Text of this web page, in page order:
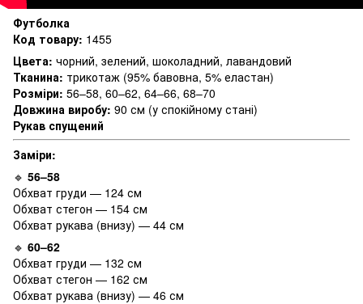
Футболка
Код товару: 1455
Цвета: чорний, зелений, шоколадний, лавандовий
Тканина: трикотаж (95% бавовна, 5% еластан)
Розміри: 56–58, 60–62, 64–66, 68–70
Довжина виробу: 90 см (у спокійному стані)
Рукав спущений
Заміри:
🔹 56–58
Обхват груди — 124 см
Обхват стегон — 154 см
Обхват рукава (внизу) — 44 см
🔹 60–62
Обхват груди — 132 см
Обхват стегон — 162 см
Обхват рукава (внизу) — 46 см